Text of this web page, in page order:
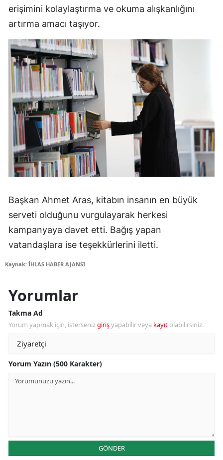
erişimini kolaylaştırma ve okuma alışkanlığını
artırma amacı taşıyor.
Başkan Ahmet Aras, kitabın insanın en büyük
serveti olduğunu vurgulayarak herkesi
kampanyaya davet etti. Bağış yapan
vatandaşlara ise teşekkürlerini iletti.
Kaynak: İHLAS HABER AJANSI
Yorumlar
Takma Ad
Yorum yapmak için, istersenizgirişyapabilir veya kayıt olabilirsiniz.
Yorum Yazın (500 Karakter)
GÖNDER